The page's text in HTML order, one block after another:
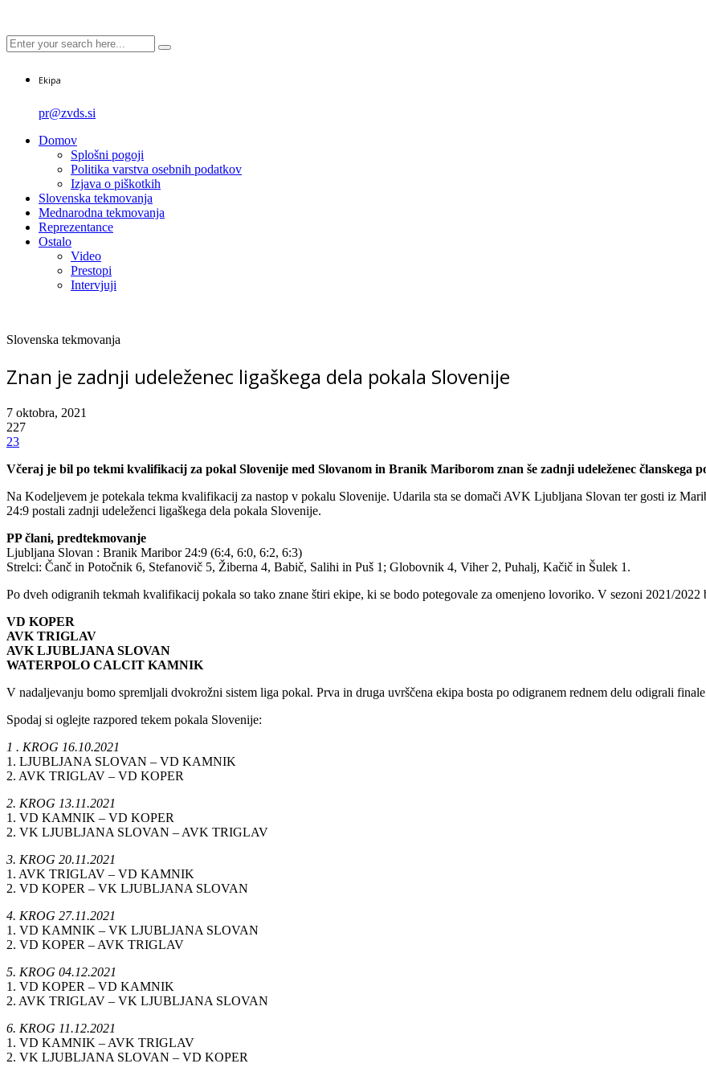
Ekipa
pr@zvds.si
Domov
Splošni pogoji
Politika varstva osebnih podatkov
Izjava o piškotkih
Slovenska tekmovanja
Mednarodna tekmovanja
Reprezentance
Ostalo
Video
Prestopi
Intervjuji
Slovenska tekmovanja
Znan je zadnji udeleženec ligaškega dela pokala Slovenije
7 oktobra, 2021
227
23
Včeraj je bil po tekmi kvalifikacij za pokal Slovenije med Slovanom in Branik Mariborom znan še zadnji udeleženec članskega
Na Kodeljevem je potekala tekma kvalifikacij za nastop v pokalu Slovenije. Udarila sta se domači AVK Ljubljana Slovan ter gosti iz
24:9 postali zadnji udeleženci ligaškega dela pokala Slovenije.
PP člani, predtekmovanje
Ljubljana Slovan : Branik Maribor 24:9 (6:4, 6:0, 6:2, 6:3)
Strelci: Čanč in Potočnik 6, Stefanovič 5, Žiberna 4, Babič, Salihi in Puš 1; Globovnik 4, Viher 2, Puhalj, Kačič in Šulek 1.
Po dveh odigranih tekmah kvalifikacij pokala so tako znane štiri ekipe, ki se bodo potegovale za omenjeno lovoriko. V sezoni 2021/2022
VD KOPER
AVK TRIGLAV
AVK LJUBLJANA SLOVAN
WATERPOLO CALCIT KAMNIK
V nadaljevanju bomo spremljali dvokrožni sistem liga pokal. Prva in druga uvrščena ekipa bosta po odigranem rednem delu odigrali
Spodaj si oglejte razpored tekem pokala Slovenije:
1 . KROG 16.10.2021
1. LJUBLJANA SLOVAN – VD KAMNIK
2. AVK TRIGLAV – VD KOPER
2. KROG 13.11.2021
1. VD KAMNIK – VD KOPER
2. VK LJUBLJANA SLOVAN – AVK TRIGLAV
3. KROG 20.11.2021
1. AVK TRIGLAV – VD KAMNIK
2. VD KOPER – VK LJUBLJANA SLOVAN
4. KROG 27.11.2021
1. VD KAMNIK – VK LJUBLJANA SLOVAN
2. VD KOPER – AVK TRIGLAV
5. KROG 04.12.2021
1. VD KOPER – VD KAMNIK
2. AVK TRIGLAV – VK LJUBLJANA SLOVAN
6. KROG 11.12.2021
1. VD KAMNIK – AVK TRIGLAV
2. VK LJUBLJANA SLOVAN – VD KOPER